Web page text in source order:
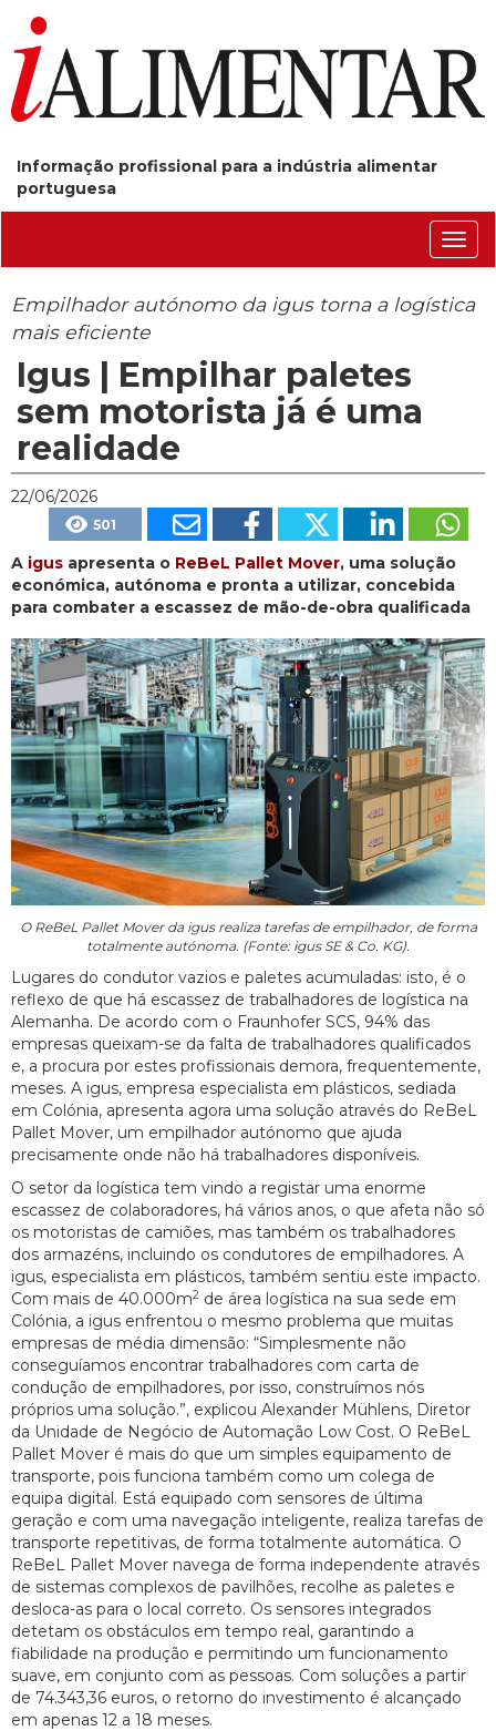
Informação profissional para a indústria alimentar
portuguesa
Empilhador autónomo da igus torna a logística
mais eficiente
Igus | Empilhar paletes
sem motorista já é uma
realidade
22/06/2026
501
A igus apresenta o ReBeL Pallet Mover, uma solução
económica, autónoma e pronta a utilizar, concebida
para combater a escassez de mão-de-obra qualificada
O ReBeL Pallet Mover da igus realiza tarefas de empilhador, de forma
totalmente autónoma. (Fonte: igus SE & Co. KG).
Lugares do condutor vazios e paletes acumuladas: isto, é o
reflexo de que há escassez de trabalhadores de logística na
Alemanha. De acordo com o Fraunhofer SCS, 94% das
empresas queixam-se da falta de trabalhadores qualificados
e, a procura por estes profissionais demora, frequentemente,
meses. A igus, empresa especialista em plásticos, sediada
em Colónia, apresenta agora uma solução através do ReBeL
Pallet Mover, um empilhador autónomo que ajuda
precisamente onde não há trabalhadores disponíveis.
O setor da logística tem vindo a registar uma enorme
escassez de colaboradores, há vários anos, o que afeta não só
os motoristas de camiões, mas também os trabalhadores
dos armazéns, incluindo os condutores de empilhadores. A
igus, especialista em plásticos, também sentiu este impacto.
Com mais de 40.000m2 de área logística na sua sede em
Colónia, a igus enfrentou o mesmo problema que muitas
empresas de média dimensão: “Simplesmente não
conseguíamos encontrar trabalhadores com carta de
condução de empilhadores, por isso, construímos nós
próprios uma solução.”, explicou Alexander Mühlens, Diretor
da Unidade de Negócio de Automação Low Cost. O ReBeL
Pallet Mover é mais do que um simples equipamento de
transporte, pois funciona também como um colega de
equipa digital. Está equipado com sensores de última
geração e com uma navegação inteligente, realiza tarefas de
transporte repetitivas, de forma totalmente automática. O
ReBeL Pallet Mover navega de forma independente através
de sistemas complexos de pavilhões, recolhe as paletes e
desloca-as para o local correto. Os sensores integrados
detetam os obstáculos em tempo real, garantindo a
fiabilidade na produção e permitindo um funcionamento
suave, em conjunto com as pessoas. Com soluções a partir
de 74.343,36 euros, o retorno do investimento é alcançado
em apenas 12 a 18 meses.